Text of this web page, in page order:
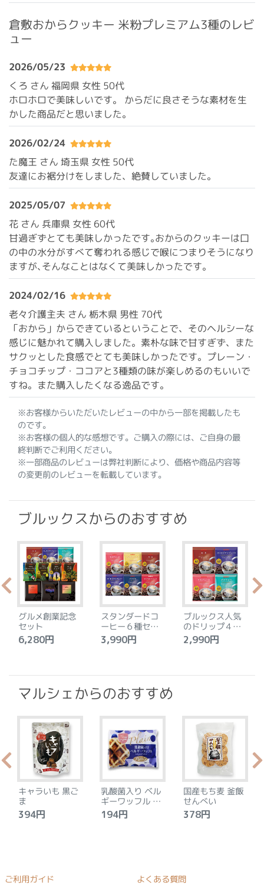
倉敷おからクッキー 米粉プレミアム3種のレビ
ュー
2026/05/23
くろ さん 福岡県 女性 50代
ホロホロで美味しいです。 からだに良さそうな素材を生
かした商品だと思いました。
2026/02/24
た魔王 さん 埼玉県 女性 50代
友達にお裾分けをしました、絶賛していました。
2025/05/07
花 さん 兵庫県 女性 60代
甘過ぎずとても美味しかったです｡おからのクッキーは口
の中の水分がすべて奪われる感じで喉につまりそうになり
ますが､そんなことはなくて美味しかったです。
2024/02/16
老々介護主夫 さん 栃木県 男性 70代
「おから」からできているということで、そのヘルシーな
感じに魅かれて購入しました。素朴な味で甘すぎず、また
サクッとした食感でとても美味しかったです。プレーン・
チョコチップ・ココアと3種類の味が楽しめるのもいいで
すね。また購入したくなる逸品です。
※お客様からいただいたレビューの中から一部を掲載したも
のです。
※お客様の個人的な感想です。ご購入の際には、ご自身の最
終判断でご利用ください。
※一部商品のレビューは弊社判断により、価格や商品内容等
の変更前のレビューを転載しています。
ブルックスからのおすすめ
グルメ創業記念
セット
6,280円
スタンダードコ
ーヒー６種セッ
ト
3,990円
ブルックス人気
のドリップ４種
セット
2,990円
マルシェからのおすすめ
キャラいも 黒ご
ま
394円
乳酸菌入り ベル
ギーワッフル プ
レーン
194円
国産もち麦 釜飯
せんべい
378円
ご利用ガイド よくある質問